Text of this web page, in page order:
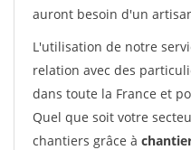
auront besoin d'un
L'utilisation de notre
relation avec des
dans toute la France et
Quel que soit votre
chantiers grâce à